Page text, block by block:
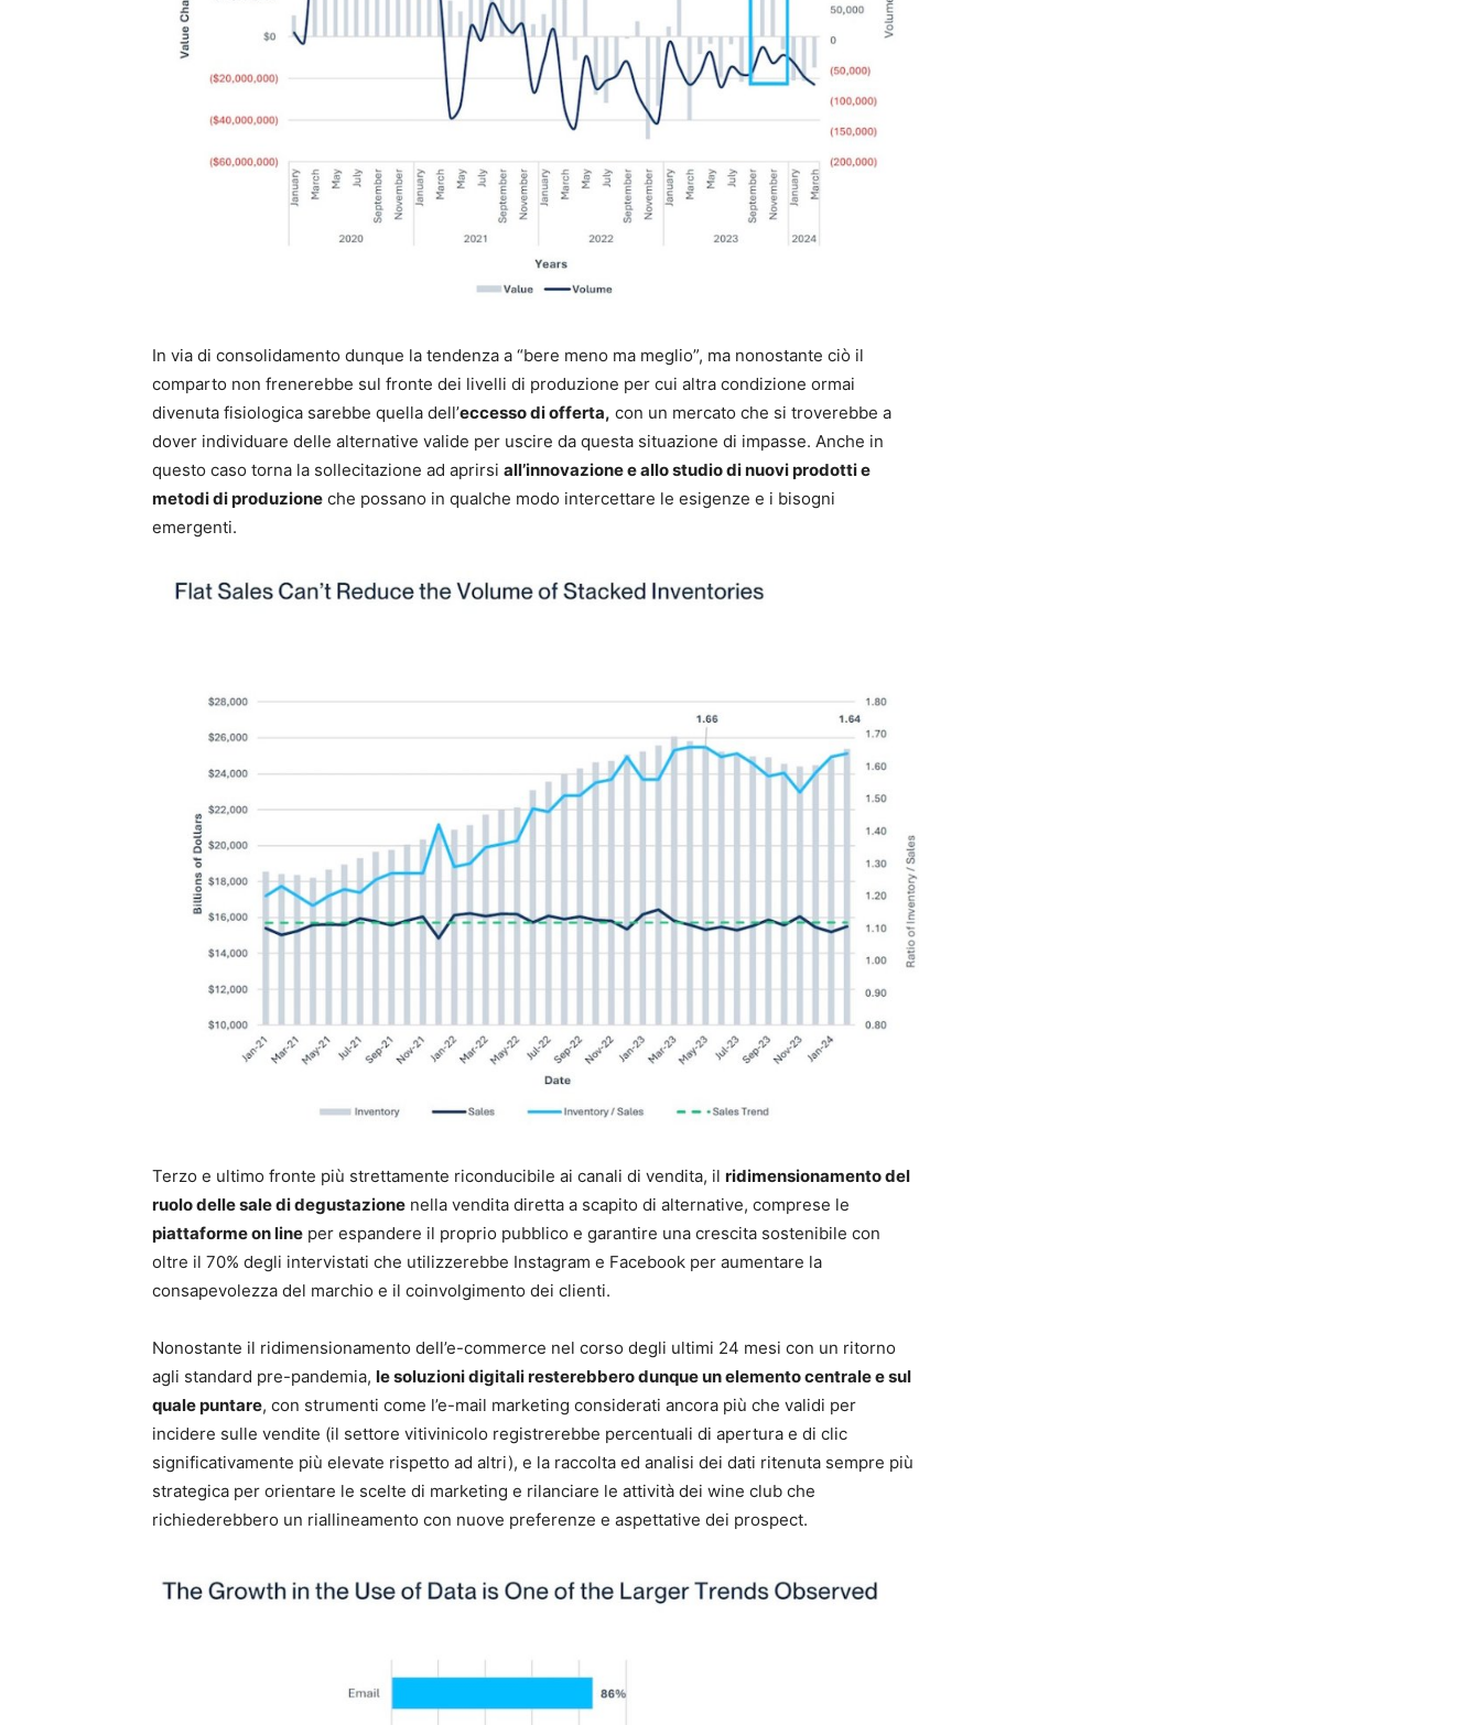
In via di consolidamento dunque la tendenza a “bere meno ma meglio”, ma nonostante ciò il
comparto non frenerebbe sul fronte dei livelli di produzione per cui altra condizione ormai
divenuta fisiologica sarebbe quella dell’eccesso di offerta, con un mercato che si troverebbe a
dover individuare delle alternative valide per uscire da questa situazione di impasse. Anche in
questo caso torna la sollecitazione ad aprirsi all’innovazione e allo studio di nuovi prodotti e
metodi di produzione che possano in qualche modo intercettare le esigenze e i bisogni
emergenti.
Terzo e ultimo fronte più strettamente riconducibile ai canali di vendita, il ridimensionamento del
ruolo delle sale di degustazione nella vendita diretta a scapito di alternative, comprese le
piattaforme on line per espandere il proprio pubblico e garantire una crescita sostenibile con
oltre il 70% degli intervistati che utilizzerebbe Instagram e Facebook per aumentare la
consapevolezza del marchio e il coinvolgimento dei clienti.
Nonostante il ridimensionamento dell’e-commerce nel corso degli ultimi 24 mesi con un ritorno
agli standard pre-pandemia, le soluzioni digitali resterebbero dunque un elemento centrale e sul
quale puntare, con strumenti come l’e-mail marketing considerati ancora più che validi per
incidere sulle vendite (il settore vitivinicolo registrerebbe percentuali di apertura e di clic
significativamente più elevate rispetto ad altri), e la raccolta ed analisi dei dati ritenuta sempre più
strategica per orientare le scelte di marketing e rilanciare le attività dei wine club che
richiederebbero un riallineamento con nuove preferenze e aspettative dei prospect.